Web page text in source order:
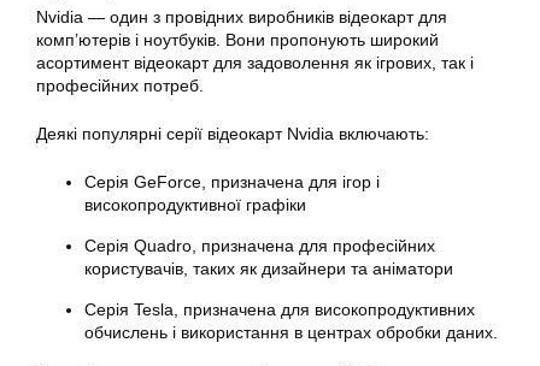
Nvidia — один з провідних виробників відеокарт для
комп’ютерів і ноутбуків. Вони пропонують широкий
асортимент відеокарт для задоволення як ігрових, так і
професійних потреб.
Деякі популярні серії відеокарт Nvidia включають:
Серія GeForce, призначена для ігор і
високопродуктивної графіки
Серія Quadro, призначена для професійних
користувачів, таких як дизайнери та аніматори
Серія Tesla, призначена для високопродуктивних
обчислень і використання в центрах обробки даних.